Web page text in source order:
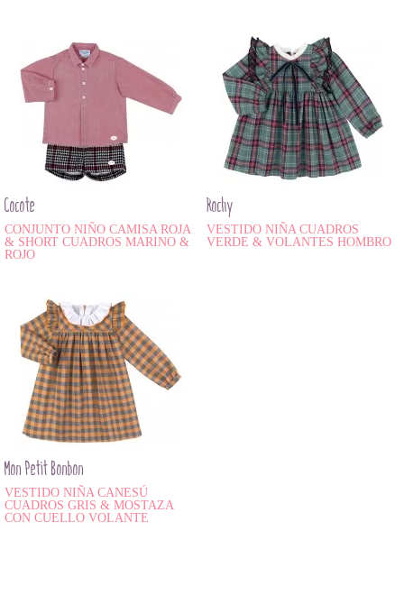
Cocote
CONJUNTO NIÑO CAMISA ROJA
& SHORT CUADROS MARINO &
ROJO
Rochy
VESTIDO NIÑA CUADROS
VERDE & VOLANTES HOMBRO
Mon Petit Bonbon
VESTIDO NIÑA CANESÚ
CUADROS GRIS & MOSTAZA
CON CUELLO VOLANTE